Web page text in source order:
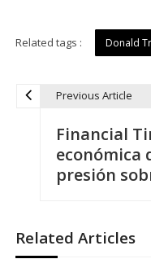
Related tags : Donald
e
Previous Article
Financial
económica
presión
Related Articles